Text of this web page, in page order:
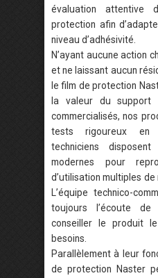
évaluation
protection afin
niveau d’adhésivité.
N’ayant aucune action
et ne laissant aucun
le film de protection
la valeur du support
commercialisés, nos
tests rigoureux en
techniciens
modernes pour
d’utilisation multiples
L’équipe technico-
toujours l’écoute
conseiller le produit
besoins.
Parallèlement à leur
de protection Naster